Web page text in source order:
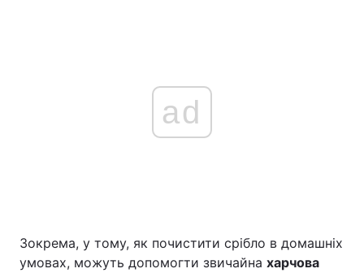
ad
Зокрема, у тому, як почистити срібло в домашніх
умовах, можуть допомогти звичайна харчова